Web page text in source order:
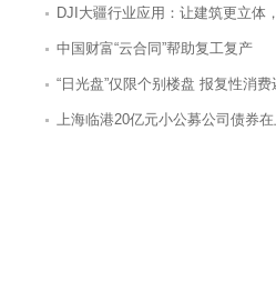
DJI大疆行业应用：让建筑更立体
中国财富“云合同”帮助复工复产
“日光盘”仅限个别楼盘 报复性消费
上海临港20亿元小公募公司债券